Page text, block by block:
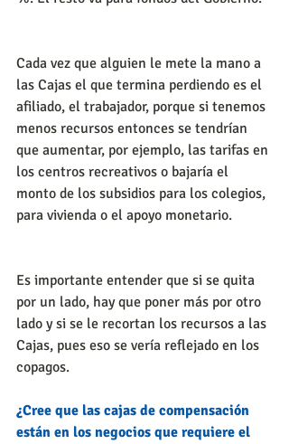
Cada vez que alguien le mete la mano a
las Cajas el que termina perdiendo es el
afiliado, el trabajador, porque si tenemos
menos recursos entonces se tendrían
que aumentar, por ejemplo, las tarifas en
los centros recreativos o bajaría el
monto de los subsidios para los colegios,
para vivienda o el apoyo monetario.
Es importante entender que si se quita
por un lado, hay que poner más por otro
lado y si se le recortan los recursos a las
Cajas, pues eso se vería reflejado en los
copagos.
¿Cree que las cajas de compensación
están en los negocios que requiere el